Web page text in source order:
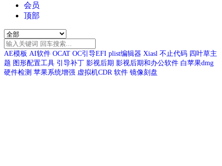
会员
顶部
AE模板 AI软件 OCAT OC引导EFI plist编辑器 Xiasl 不止代码 四叶草主
题 图形配置工具 引导补丁 影视后期 影视后期和办公软件 白苹果dmg
硬件检测 苹果系统增强 虚拟机CDR 软件 镜像刻盘